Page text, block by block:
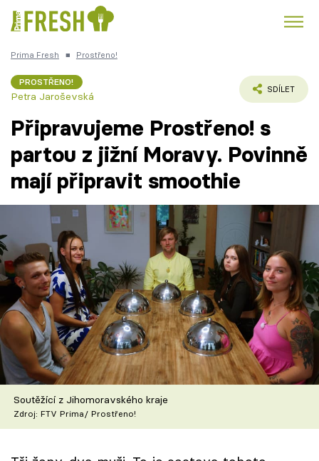
Česká kuchyně
Témata
Recepty
Články
TV Program
Škola vaření
Recepty z TV
Speciál: Cuketa
Prima Fresh ■ Prostřeno!
PROSTŘENO!
Petra Jaroševská
SDÍLET
Připravujeme Prostřeno! s
partou z jižní Moravy. Povinně
mají připravit smoothie
Soutěžící z Jihomoravského kraje
Zdroj: FTV Prima/ Prostřeno!